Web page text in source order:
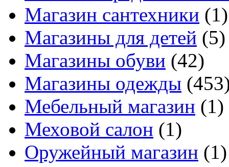
Магазин сантехники (1)
Магазины для детей (5)
Магазины обуви (42)
Магазины одежды
Мебельный магазин (1)
Меховой салон (1)
Оружейный магазин (1)